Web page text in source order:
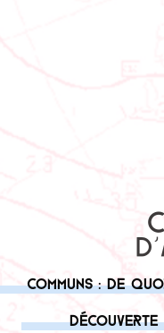
Communs : de
Découverte